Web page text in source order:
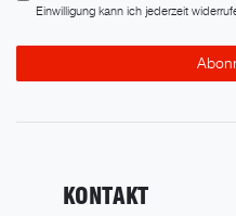
Einwilligung kann ich jederzeit
KONTAKT